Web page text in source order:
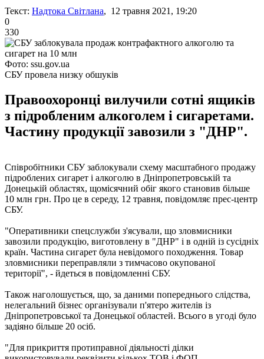
Текст: Надтока Світлана, 12 травня 2021, 19:20
0
330
Фото: ssu.gov.ua
СБУ провела низку обшуків
Правоохоронці вилучили сотні ящиків
з підробленим алкоголем і сигаретами.
Частину продукції завозили з "ДНР".
Співробітники СБУ заблокували схему масштабного продажу
підроблених сигарет і алкоголю в Дніпропетровській та
Донецькій областях, щомісячний обіг якого становив більше
10 млн грн. Про це в середу, 12 травня, повідомляє прес-центр
СБУ.
"Оперативники спецслужби з'ясували, що зловмисники
завозили продукцію, виготовлену в "ДНР" і в одній із сусідніх
країн. Частина сигарет була невідомого походження. Товар
зловмисники переправляли з тимчасово окупованої
території", - йдеться в повідомленні СБУ.
Також наголошується, що, за даними попереднього слідства,
нелегальний бізнес організували п'ятеро жителів із
Дніпропетровської та Донецької областей. Всього в угоді було
задіяно більше 20 осіб.
"Для прикриття протиправної діяльності ділки